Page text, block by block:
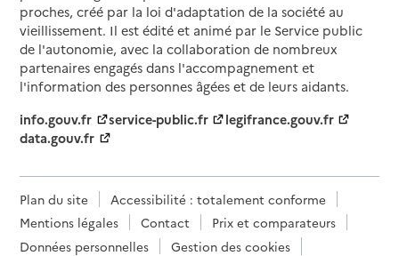
proches, créé par la loi d'adaptation de la société au
vieillissement. Il est édité et animé par le Service public
de l'autonomie, avec la collaboration de nombreux
partenaires engagés dans l'accompagnement et
l'information des personnes âgées et de leurs aidants.
info.gouv.fr
service-public.fr
legifrance.gouv.fr
data.gouv.fr
Plan du site
Accessibilité : totalement conforme
Mentions légales
Contact
Prix et comparateurs
Données personnelles
Gestion des cookies